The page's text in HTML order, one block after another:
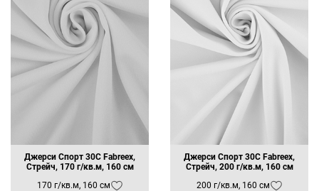
Джерси Спорт 30C Fabreex,
Стрейч, 170 г/кв.м, 160 см
170 г/кв.м, 160 см
Джерси Спорт 30C Fabreex,
Стрейч, 200 г/кв.м, 160 см
200 г/кв.м, 160 см